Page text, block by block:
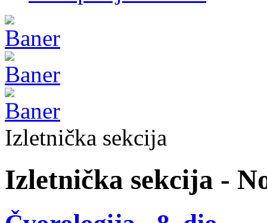
Izletnička sekcija
Izletnička sekcija -